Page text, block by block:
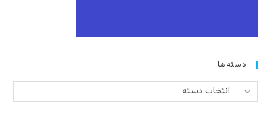
دسته‌ها
دسته‌ها انتخاب دسته